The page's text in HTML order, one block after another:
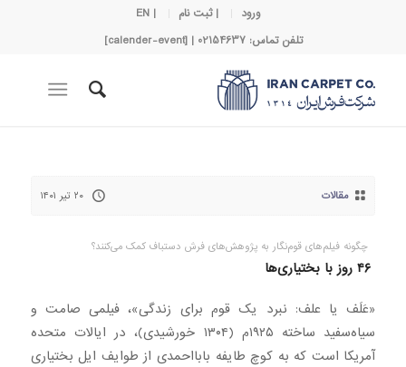
ورود | ثبت نام
| EN
تلفن تماس: 02154637 | [calender-event]
مقالات ۲۰ تیر ۱۴۰۱
چگونه فیلم‌های قوم‌نگار به پژوهش‌های فرش دستباف کمک می‌کنند؟
۴۶ روز با بختیاری‌ها
«عَلَف یا علف: نبرد یک قوم برای زندگی»، فیلمی صامت و
سیاه‌سفید ساخته ۱۹۲۵م (۱۳۰۴ خورشیدی)، در ایالات متحده
آمریکا است که به کوچ طایفه بابااحمدی از طوایف ایل بختیاری